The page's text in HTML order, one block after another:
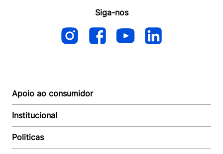
Siga-nos
Apoio ao consumidor
Autoatendimento
Suporte e reparo
Acompanhar Entrega
Institucional
Quem somos
Revendedor
Politicas